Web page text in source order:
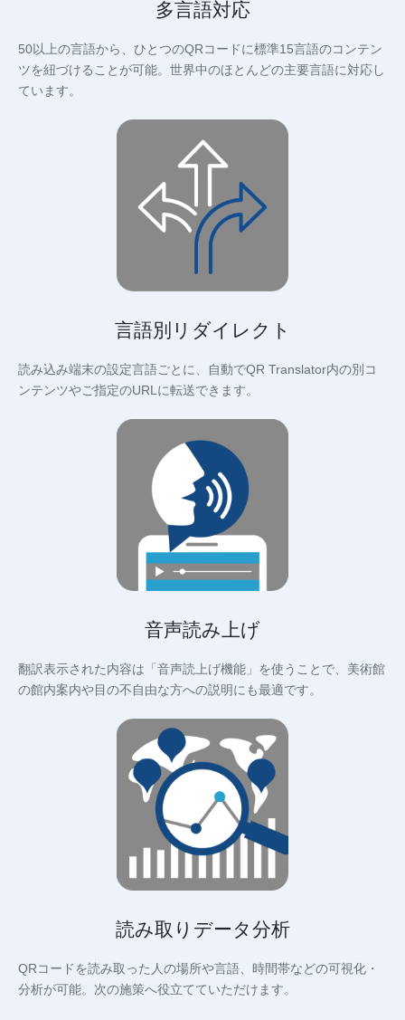
多言語対応
50以上の言語から、ひとつのQRコードに標準15言語のコンテン
ツを紐づけることが可能。世界中のほとんどの主要言語に対応し
ています。
言語別リダイレクト
読み込み端末の設定言語ごとに、自動でQR Translator内の別コ
ンテンツやご指定のURLに転送できます。
音声読み上げ
翻訳表示された内容は「音声読上げ機能」を使うことで、美術館
の館内案内や目の不自由な方への説明にも最適です。
読み取りデータ分析
QRコードを読み取った人の場所や言語、時間帯などの可視化・
分析が可能。次の施策へ役立てていただけます。